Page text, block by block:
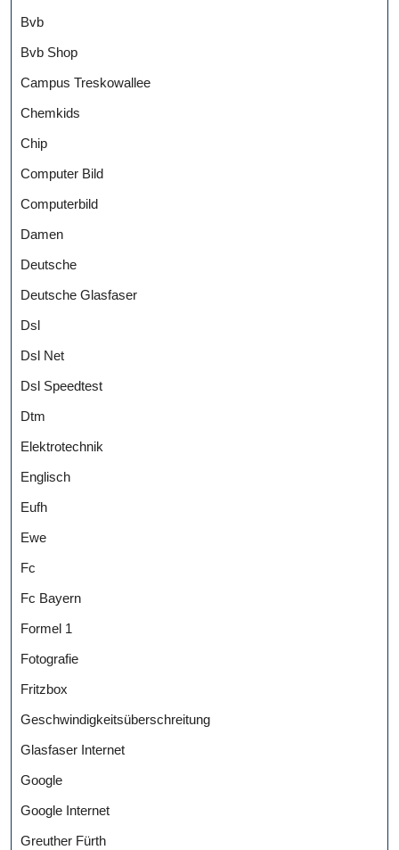
Bvb
Bvb Shop
Campus Treskowallee
Chemkids
Chip
Computer Bild
Computerbild
Damen
Deutsche
Deutsche Glasfaser
Dsl
Dsl Net
Dsl Speedtest
Dtm
Elektrotechnik
Englisch
Eufh
Ewe
Fc
Fc Bayern
Formel 1
Fotografie
Fritzbox
Geschwindigkeitsüberschreitung
Glasfaser Internet
Google
Google Internet
Greuther Fürth